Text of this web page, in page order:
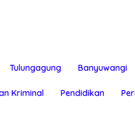
Tulungagung Banyuwangi
Kriminal Pendidikan